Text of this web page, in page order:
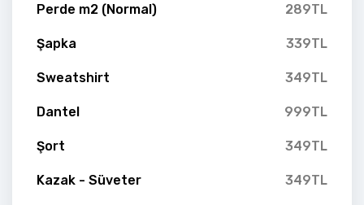
Perde m2 (Normal) 289TL
Şapka 339TL
Sweatshirt 349TL
Dantel 999TL
Şort 349TL
Kazak - Süveter 349TL